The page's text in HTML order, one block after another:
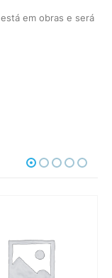
em obras e será